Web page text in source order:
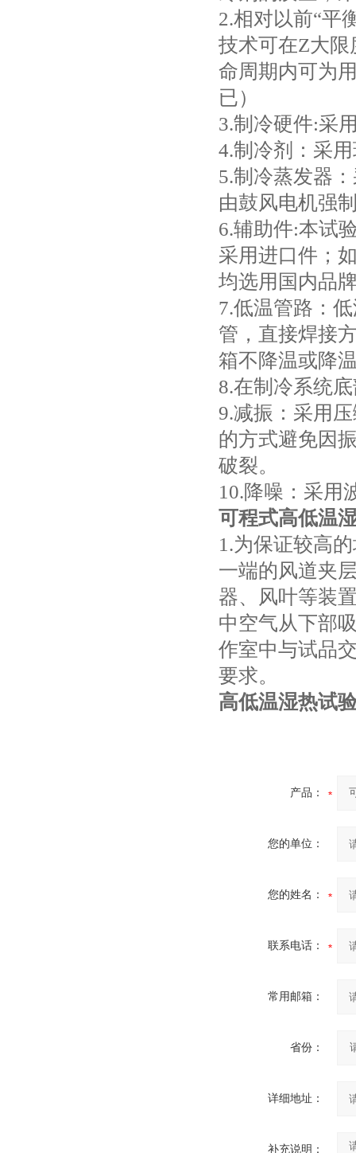
2.相对以前“平
技术可在Z大
命周期内可为
已）
3.制冷硬件:采
4.制冷剂：采
5.制冷蒸发器
由鼓风电机强
6.辅助件:本试
采用进口件；
均选用国内品
7.低温管路：
管，直接焊接
箱不降温或降
8.在制冷系统
9.减振：采用
的方式避免因
破裂。
10.降噪：采用
可程式高低温
1.为保证较高
一端的风道夹
器、风叶等装
中空气从下部
作室中与试品
要求。
高低温湿热试
产品：
您的单位：
您的姓名：
联系电话：
常用邮箱：
省份：
详细地址：
补充说明：